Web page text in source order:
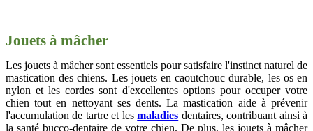
Jouets à mâcher
Les jouets à mâcher sont essentiels pour satisfaire l'instinct naturel de
mastication des chiens. Les jouets en caoutchouc durable, les os en
nylon et les cordes sont d'excellentes options pour occuper votre
chien tout en nettoyant ses dents. La mastication aide à prévenir
l'accumulation de tartre et lesmaladies dentaires, contribuant ainsi à
la santé bucco-dentaire de votre chien. De plus, les jouets à mâcher